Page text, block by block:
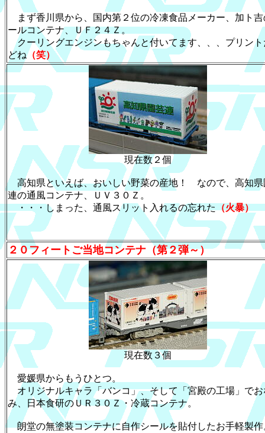
まず香川県から、国内第２位の冷凍食品メーカー、加ト吉
ールコンテナ、ＵＦ２４Ｚ。
クーリングエンジンもちゃんと付いてます、、、プリント
どね（笑）
現在数２個
高知県といえば、おいしい野菜の産地！ なので、高知県
連の通風コンテナ、ＵＶ３０Ｚ。
・・・しまった、通風スリット入れるの忘れた
（火暴）
２０フィートご当地コンテナ（第２弾～）
現在数３個
愛媛県からもうひとつ。
オリジナルキャラ「バンコ」、そして「宮殿の工場」でお
み、日本食研のＵＲ３０Ｚ・冷蔵コンテナ。
朗堂の無塗装コンテナに自作シールを貼付したお手軽製作